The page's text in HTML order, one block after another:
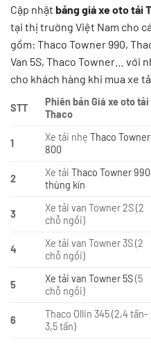
Cập nhật bảng giá xe oto tải
tại thị trường Việt Nam cho
gồm: Thaco Towner 990,
Van 5S, Thaco Towner… với
cho khách hàng khi mua xe
STT
Phiên bản Giá xe oto tải
Thaco
1
Xe tải nhẹThaco Towner
800
2
Xe tảiThaco Towner 990
thùng kín
3
Xe tải van Towner 2S (2
chỗ ngồi)
4
Xe tải van Towner 3S (2
chỗ ngồi)
5
Xe tải van Towner 5S(5
chỗ ngồi)
6
Thaco Ollin 345 (2,4 tấn-
3,5 tấn)